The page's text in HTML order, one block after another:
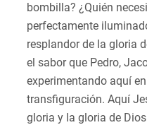
bombilla? ¿Quién
perfectamente
resplandor de la gloria
el sabor que Pedro,
experimentando aquí
transfiguración. Aquí
gloria y la gloria de